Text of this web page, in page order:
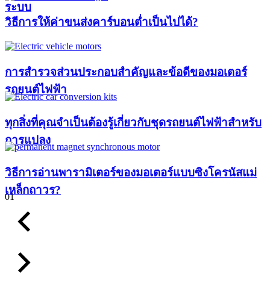
ระบบ
วิธีการให้ค่าขนส่งคาร์บอนต่ำเป็นไปได้?
การสำรวจส่วนประกอบสำคัญและข้อดีของมอเตอร์
รถยนต์ไฟฟ้า
ทุกสิ่งที่คุณจำเป็นต้องรู้เกี่ยวกับชุดรถยนต์ไฟฟ้าสำหรับ
การแปลง
วิธีการอ่านพารามิเตอร์ของมอเตอร์แบบซิงโครนัสแม่
เหล็กถาวร?
01